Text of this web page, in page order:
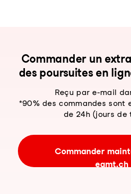
Com­man­der un
des pour­sui­tes en
Reçu par e-mail
*90% des commandes sont
de 24h (jours de
Commander
eamt.ch